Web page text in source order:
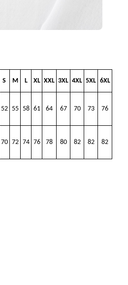
S M L XL XXL 3XL 4XL 5XL 6XL
52 55 58 61 64 67 70 73 76
70 72 74 76 78 80 82 82 82